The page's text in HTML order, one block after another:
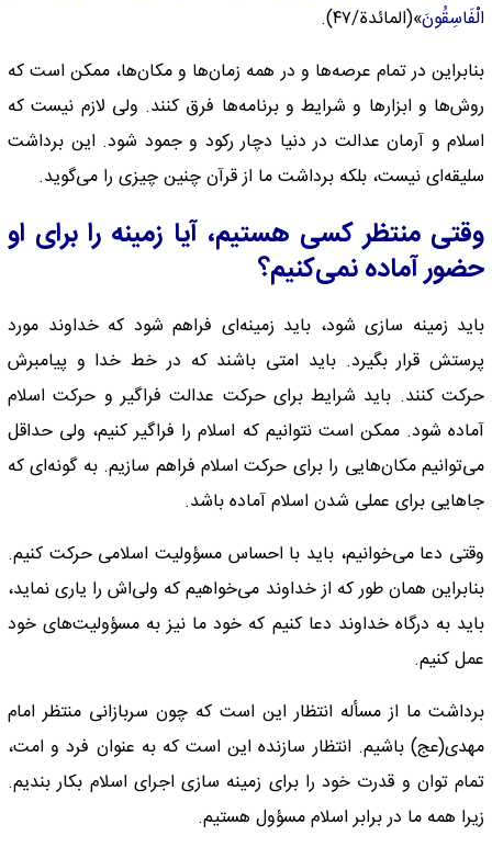
الْفَاسِقُونَ»(المائدة/۴۷).
بنابراین در تمام عرصه‌ها و در همه زمان‌ها و مکان‌ها، ممکن است که
روش‌ها و ابزار‌ها و شرایط و برنامه‌ها فرق کنند. ولی لازم نیست که
اسلام و آرمان عدالت در دنیا دچار رکود و جمود شود. این برداشت
سلیقه‌ای نیست، بلکه برداشت ما از قرآن چنین چیزی را می‌گوید.
وقتی منتظر کسی هستیم، آیا زمینه را برای او
حضور آماده نمی‌کنیم؟
باید زمینه سازی شود، باید زمینه‌ای فراهم شود که خداوند مورد
پرستش قرار بگیرد. باید امتی باشند که در خط خدا و پیامبرش
حرکت کنند. باید شرایط برای حرکت عدالت فراگیر و حرکت اسلام
آماده شود. ممکن است نتوانیم که اسلام را فراگیر کنیم، ولی حداقل
می‌توانیم مکان‌هایی را برای حرکت اسلام فراهم سازیم. به گونه‌ای که
جاهایی برای عملی شدن اسلام آماده باشد.
وقتی دعا می‌خوانیم، باید با احساس مسؤولیت اسلامی حرکت کنیم.
بنابراین‌‌ همان طور که از خداوند می‌خواهیم که ولی‌اش را یاری نماید،
باید به درگاه خداوند دعا کنیم که خود ما نیز به مسؤولیت‌های خود
عمل کنیم.
برداشت ما از مسأله انتظار این است که چون سربازانی منتظر امام
مهدی(عج) باشیم. انتظار سازنده این است که به عنوان فرد و امت،
تمام توان و قدرت خود را برای زمینه سازی اجرای اسلام بکار بندیم.
زیرا همه ما در برابر اسلام مسؤول هستیم.